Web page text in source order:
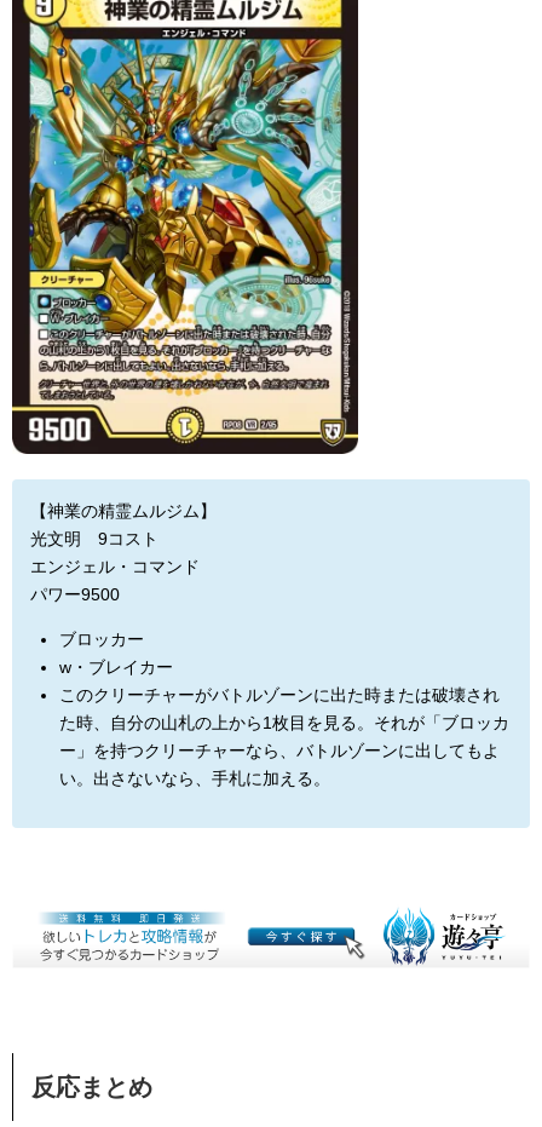
【神業の精霊ムルジム】
光文明 9コスト
エンジェル・コマンド
パワー9500
ブロッカー
w・ブレイカー
このクリーチャーがバトルゾーンに出た時または破壊され
た時、自分の山札の上から1枚目を見る。それが「ブロッカ
ー」を持つクリーチャーなら、バトルゾーンに出してもよ
い。出さないなら、手札に加える。
反応まとめ